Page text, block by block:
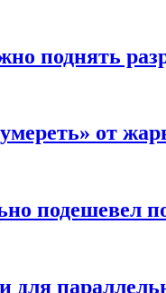
поднять
от
подешевел
для